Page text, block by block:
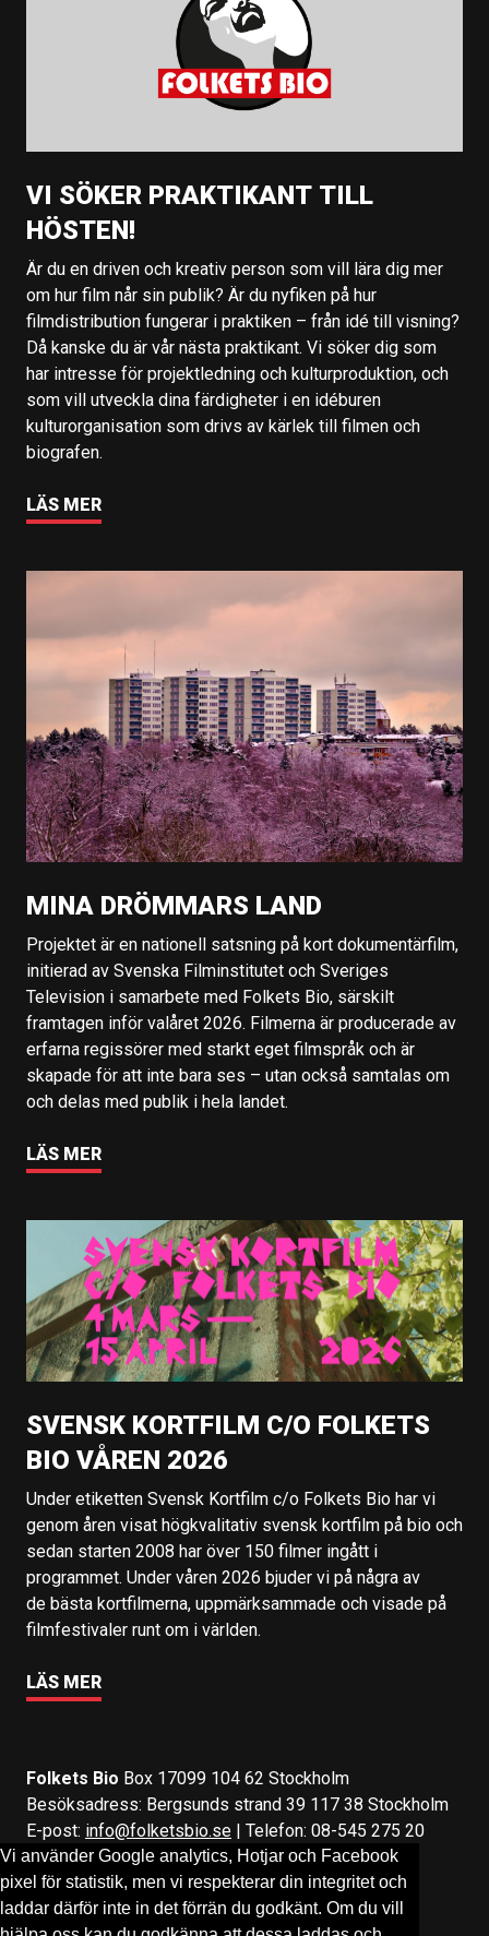
Vi använder Google analytics, Hotjar och Facebook
pixel för statistik, men vi respekterar din integritet och
laddar därför inte in det förrän du godkänt. Om du vill
VI SÖKER PRAKTIKANT TILL
HÖSTEN!
Är du en driven och kreativ person som vill lära dig mer
om hur film når sin publik? Är du nyfiken på hur
filmdistribution fungerar i praktiken – från idé till visning?
Då kanske du är vår nästa praktikant. Vi söker dig som
har intresse för projektledning och kulturproduktion, och
som vill utveckla dina färdigheter i en idéburen
kulturorganisation som drivs av kärlek till filmen och
biografen.
LÄS MER
MINA DRÖMMARS LAND
Projektet är en nationell satsning på kort dokumentärfilm,
initierad av Svenska Filminstitutet och Sveriges
Television i samarbete med Folkets Bio, särskilt
framtagen inför valåret 2026. Filmerna är producerade av
erfarna regissörer med starkt eget filmspråk och är
skapade för att inte bara ses – utan också samtalas om
och delas med publik i hela landet.
LÄS MER
SVENSK KORTFILM C/O FOLKETS
BIO VÅREN 2026
Under etiketten Svensk Kortfilm c/o Folkets Bio har vi
genom åren visat högkvalitativ svensk kortfilm på bio och
sedan starten 2008 har över 150 filmer ingått i
programmet. Under våren 2026 bjuder vi på några av
de bästa kortfilmerna, uppmärksammade och visade på
filmfestivaler runt om i världen.
LÄS MER
Folkets Bio Box 17099 104 62 Stockholm
Besöksadress: Bergsunds strand 39 117 38 Stockholm
E-post: info@folketsbio.se | Telefon: 08-545 275 20
Följ oss på:Facebook&Instagram